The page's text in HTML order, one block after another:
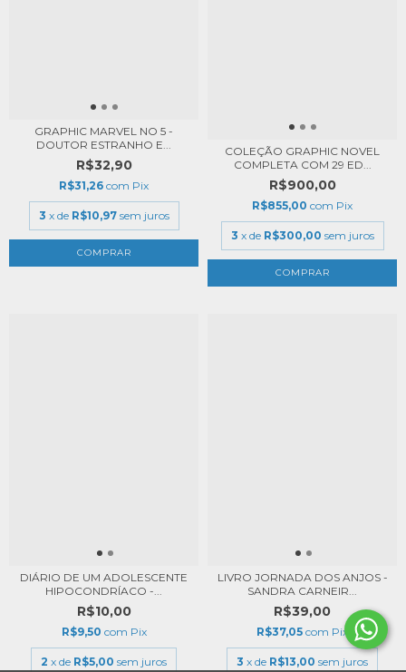
GRAPHIC MARVEL NO 5 -
DOUTOR ESTRANHO E...
R$32,90
R$31,26 com Pix
3 x de R$10,97 sem juros
COLEÇÃO GRAPHIC NOVEL
COMPLETA COM 29 ED...
R$900,00
R$855,00 com Pix
3 x de R$300,00 sem juros
DIÁRIO DE UM ADOLESCENTE
HIPOCONDRÍACO -...
R$10,00
R$9,50 com Pix
2 x de R$5,00 sem juros
LIVRO JORNADA DOS ANJOS -
SANDRA CARNEIR...
R$39,00
R$37,05 com Pix
3 x de R$13,00 sem juros